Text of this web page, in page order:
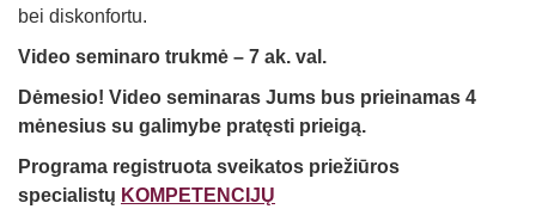
bei diskonfortu.
Video seminaro trukmė – 7 ak. val.
Dėmesio! Video seminaras Jums bus prieinamas 4
mėnesius su galimybe pratęsti prieigą.
Programa registruota sveikatos priežiūros
specialistų KOMPETENCIJŲ